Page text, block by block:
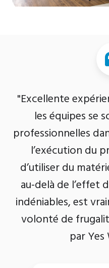
"Excellente
les équipes se
professionnelles
l’exécution du
d’utiliser du
au-delà de l’effet
indéniables, est
volonté de
par Yes